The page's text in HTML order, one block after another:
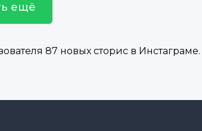
ещё
87 новых сторис в Инстаграме.